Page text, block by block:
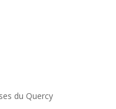
du Quercy